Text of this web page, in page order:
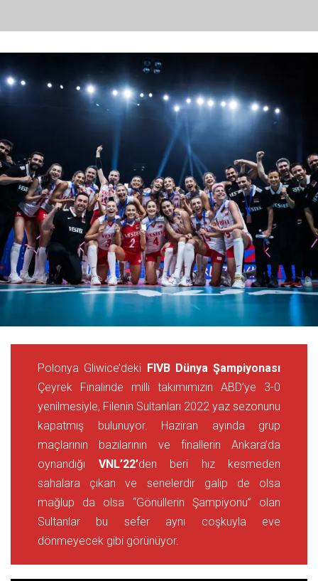
Polonya Gliwice’deki FIVB Dünya Şampiyonası
Çeyrek Finalinde milli takımımızın ABD’ye 3-0
yenilmesiyle, Filenin Sultanları 2022 yaz sezonunu
kapatmış bulunuyor. Haziran ayında grup
maçlarının bazılarının ve finallerin Ankara’da
oynandığı VNL’22’den beri hız kesmeden
sahalara çıkan ve senelerdir galip de olsa
mağlup da olsa “Gönüllerin Şampiyonu” olan
Sultanlar bu sefer aynı coşkuyla eve
dönmeyecek gibi görünüyor.